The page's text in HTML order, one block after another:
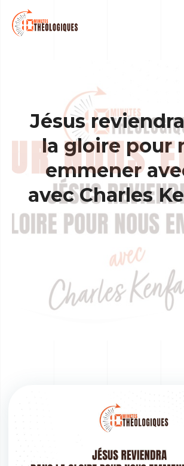
content
Jésus
la gloire pour
emmener
avec Charles